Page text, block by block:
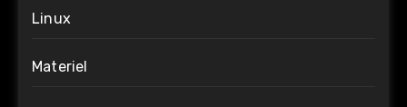
Linux
Materiel